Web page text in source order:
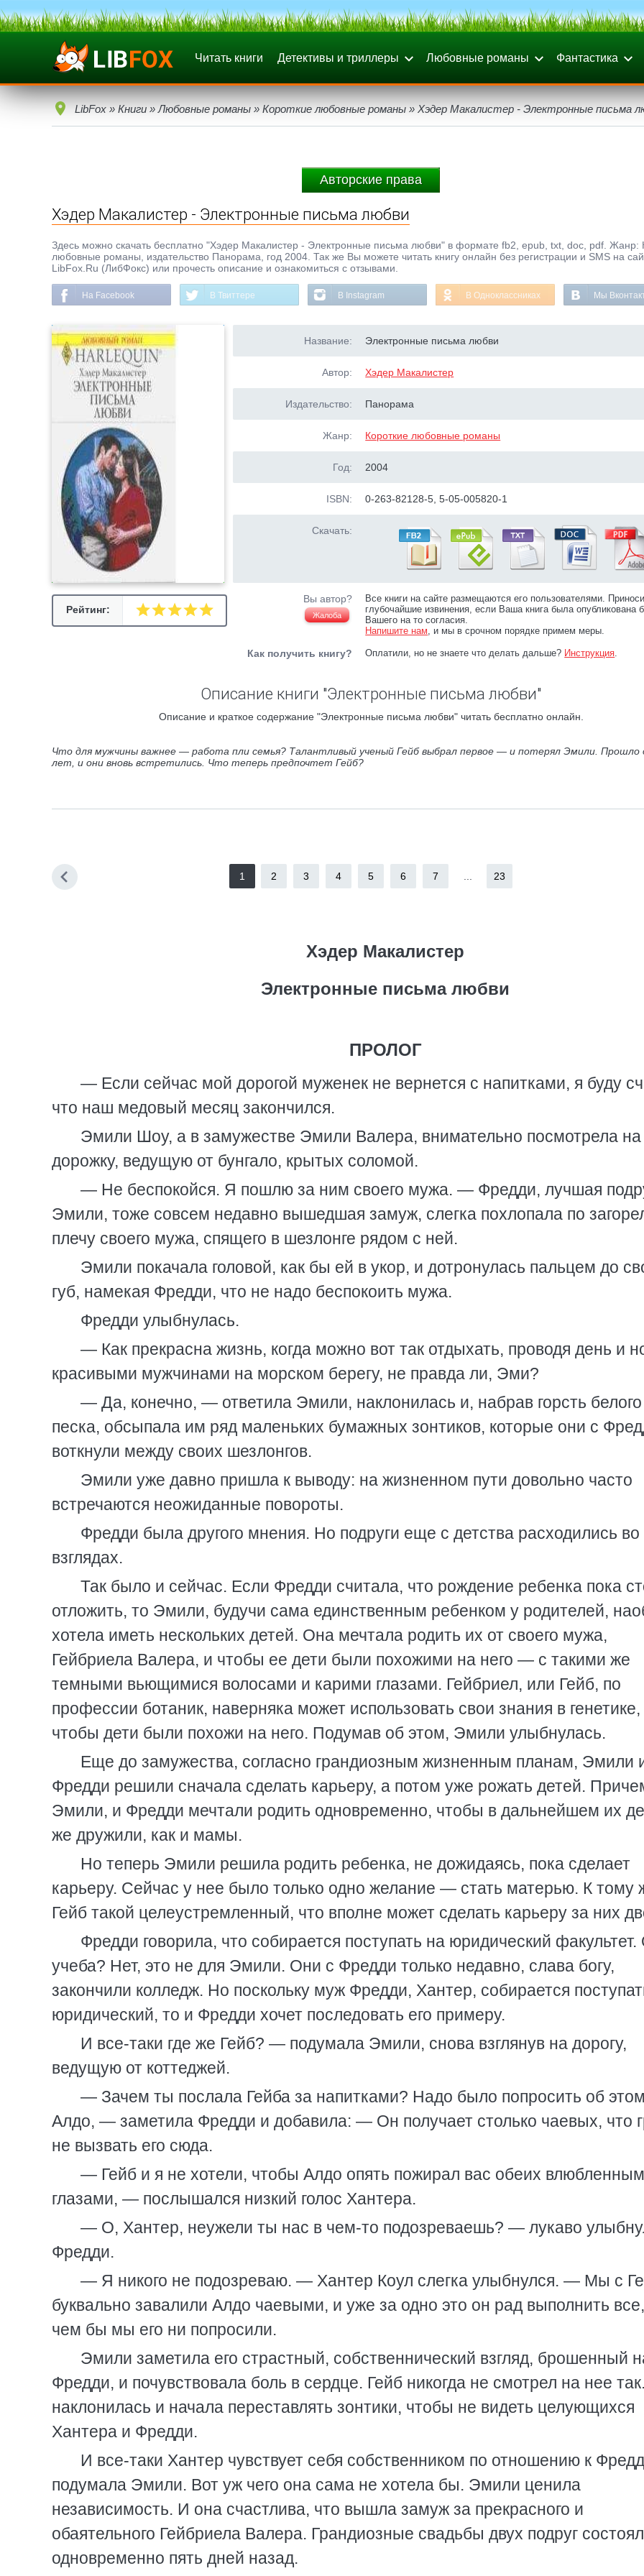
Читать книги Детективы и триллеры Любовные романы Фантастика
LibFox » Книги » Любовные романы » Короткие любовные романы » Хэдер Макалистер - Электронные письма
Авторские права
Хэдер Макалистер - Электронные письма любви
Здесь можно скачать бесплатно "Хэдер Макалистер - Электронные письма любви" в формате fb2, epub, txt, doc, pdf. Жанр:
любовные романы, издательство Панорама, год 2004. Так же Вы можете читать книгу онлайн без регистрации и SMS на
LibFox.Ru (ЛибФокс) или прочесть описание и ознакомиться с отзывами.
На Facebook В Твиттере В Instagram В Одноклассниках Мы
Рейтинг:
Название: Электронные письма любви
Автор: Хэдер Макалистер
Издательство: Панорама
Жанр: Короткие любовные романы
Год: 2004
ISBN: 0-263-82128-5, 5-05-005820-1
Скачать:
Вы автор?
Жалоба
Все книги на сайте размещаются его пользователями.
глубочайшие извинения, если Ваша книга была опубликована
Вашего на то согласия.
Напишите нам, и мы в срочном порядке примем меры.
Как получить книгу? Оплатили, но не знаете что делать дальше? Инструкция.
Описание книги "Электронные письма любви"
Описание и краткое содержание "Электронные письма любви" читать бесплатно онлайн.
Что для мужчины важнее — работа пли семья? Талантливый ученый Гейб выбрал первое — и потерял Эмили. Прошло
лет, и они вновь встретились. Что теперь предпочтет Гейб?
1 2 3 4 5 6 7 23
Хэдер Макалистер
Электронные письма любви
ПРОЛОГ
— Если сейчас мой дорогой муженек не вернется с напитками, я буду
что наш медовый месяц закончился.
Эмили Шоу, а в замужестве Эмили Валера, внимательно посмотрела на
дорожку, ведущую от бунгало, крытых соломой.
— Не беспокойся. Я пошлю за ним своего мужа. — Фредди, лучшая
Эмили, тоже совсем недавно вышедшая замуж, слегка похлопала по
плечу своего мужа, спящего в шезлонге рядом с ней.
Эмили покачала головой, как бы ей в укор, и дотронулась пальцем до
губ, намекая Фредди, что не надо беспокоить мужа.
Фредди улыбнулась.
— Как прекрасна жизнь, когда можно вот так отдыхать, проводя день и
красивыми мужчинами на морском берегу, не правда ли, Эми?
— Да, конечно, — ответила Эмили, наклонилась и, набрав горсть белого
песка, обсыпала им ряд маленьких бумажных зонтиков, которые они с
воткнули между своих шезлонгов.
Эмили уже давно пришла к выводу: на жизненном пути довольно часто
встречаются неожиданные повороты.
Фредди была другого мнения. Но подруги еще с детства расходились во
взглядах.
Так было и сейчас. Если Фредди считала, что рождение ребенка пока
отложить, то Эмили, будучи сама единственным ребенком у родителей,
хотела иметь нескольких детей. Она мечтала родить их от своего мужа,
Гейбриела Валера, и чтобы ее дети были похожими на него — с такими же
темными вьющимися волосами и карими глазами. Гейбриел, или Гейб, по
профессии ботаник, наверняка может использовать свои знания в генетике,
чтобы дети были похожи на него. Подумав об этом, Эмили улыбнулась.
Еще до замужества, согласно грандиозным жизненным планам, Эмили
Фредди решили сначала сделать карьеру, а потом уже рожать детей.
Эмили, и Фредди мечтали родить одновременно, чтобы в дальнейшем их
же дружили, как и мамы.
Но теперь Эмили решила родить ребенка, не дожидаясь, пока сделает
карьеру. Сейчас у нее было только одно желание — стать матерью. К тому
Гейб такой целеустремленный, что вполне может сделать карьеру за них
Фредди говорила, что собирается поступать на юридический факультет.
учеба? Нет, это не для Эмили. Они с Фредди только недавно, слава богу,
закончили колледж. Но поскольку муж Фредди, Хантер, собирается
юридический, то и Фредди хочет последовать его примеру.
И все-таки где же Гейб? — подумала Эмили, снова взглянув на дорогу,
ведущую от коттеджей.
— Зачем ты послала Гейба за напитками? Надо было попросить об этом
Алдо, — заметила Фредди и добавила: — Он получает столько чаевых, что
не вызвать его сюда.
— Гейб и я не хотели, чтобы Алдо опять пожирал вас обеих
глазами, — послышался низкий голос Хантера.
— О, Хантер, неужели ты нас в чем-то подозреваешь? — лукаво
Фредди.
— Я никого не подозреваю. — Хантер Коул слегка улыбнулся. — Мы с
буквально завалили Алдо чаевыми, и уже за одно это он рад выполнить
чем бы мы его ни попросили.
Эмили заметила его страстный, собственнический взгляд, брошенный
Фредди, и почувствовала боль в сердце. Гейб никогда не смотрел на нее
наклонилась и начала переставлять зонтики, чтобы не видеть целующихся
Хантера и Фредди.
И все-таки Хантер чувствует себя собственником по отношению к
подумала Эмили. Вот уж чего она сама не хотела бы. Эмили ценила
независимость. И она счастлива, что вышла замуж за прекрасного и
обаятельного Гейбриела Валера. Грандиозные свадьбы двух подруг
одновременно пять дней назад.